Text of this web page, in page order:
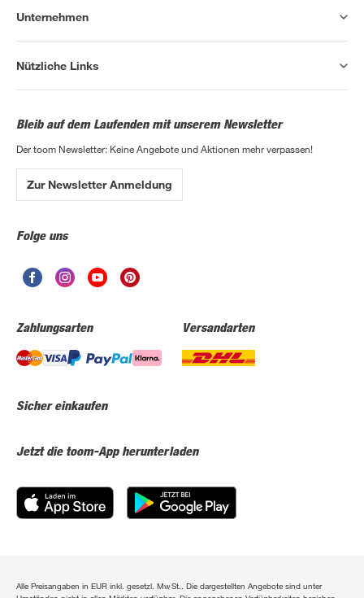
Unternehmen
Nützliche Links
Bleib auf dem Laufenden mit unserem Newsletter
Der toom Newsletter: Keine Angebote und Aktionen mehr verpassen!
Zur Newsletter Anmeldung
Folge uns
Zahlungsarten Versandarten
Sicher einkaufen
Jetzt die toom-App herunterladen
Alle Preisangaben in EUR inkl. gesetzl. MwSt.. Die dargestellten Angebote sind unter